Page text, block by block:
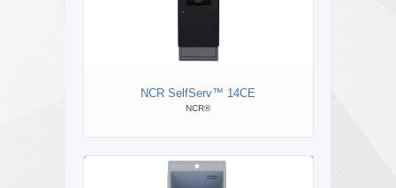
NCR SelfServ™ 14CE
NCR®